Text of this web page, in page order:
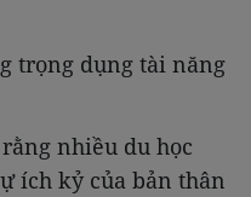
trọng dụng tài năng
nhiều du học
ích kỷ của bản thân